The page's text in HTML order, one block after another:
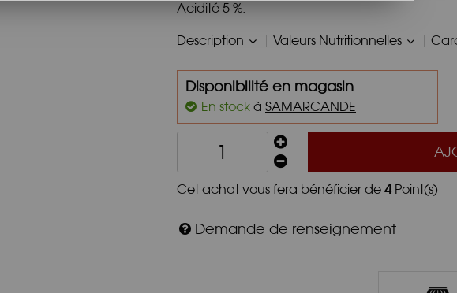
Acidité 5 %.
Description Valeurs Nutritionnelles
Disponibilité en magasin
En stock à SAMARCANDE
Cet achat vous fera bénéficier de 4 Point(s)
Demande de renseignement